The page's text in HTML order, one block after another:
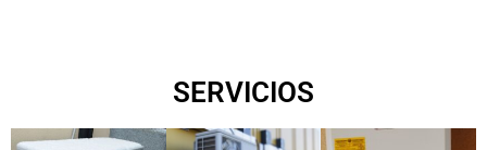
SERVICIOS